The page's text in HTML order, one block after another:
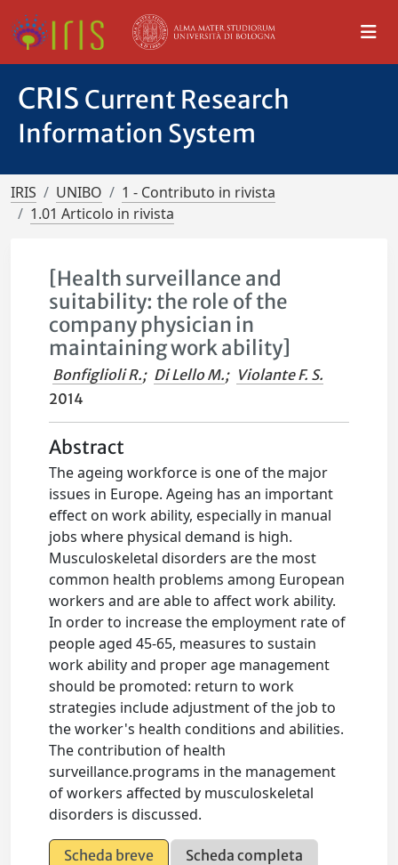
CRIS Current Research
Information System
IRIS UNIBO
1 - Contributo in rivista
1.01 Articolo in rivista
[Health surveillance and
suitability: the role of the
company physician in
maintaining work ability]
Bonfiglioli R.; Di Lello M.; Violante F. S.
2014
Abstract
The ageing workforce is one of the major
issues in Europe. Ageing has an important
effect on work ability, especially in manual
jobs where physical demand is high.
Musculoskeletal disorders are the most
common health problems among European
workers and are able to affect work ability.
In order to increase the employment rate of
people aged 45-65, measures to sustain
work ability and proper age management
should be promoted: return to work
strategies include adjustment of the job to
the worker's health conditions and abilities.
The contribution of health
surveillance.programs in the management
of workers affected by musculoskeletal
disorders is discussed.
Scheda breve
Scheda completa